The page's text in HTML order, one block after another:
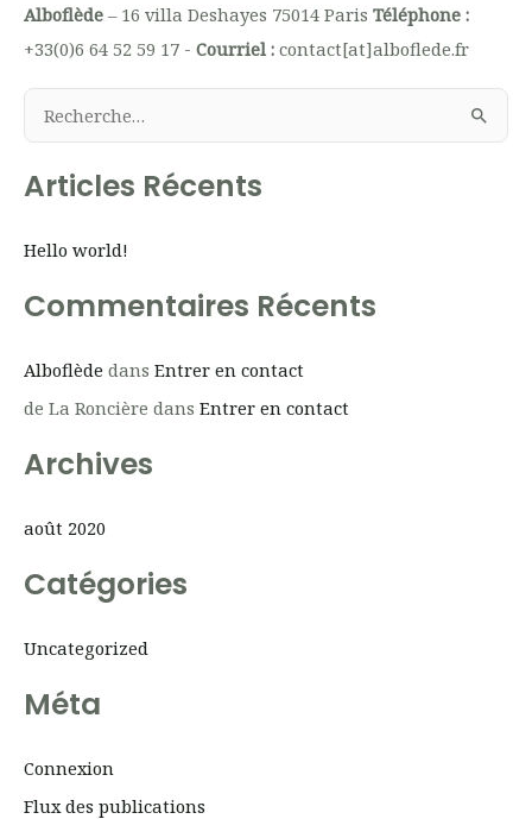
Alboflède – 16 villa Deshayes 75014 Paris Téléphone :
+33(0)6 64 52 59 17 - Courriel : contact[at]alboflede.fr
c
e
h
Articles Récents
Hello world!
Commentaires Récents
Alboflède dans Entrer en contact
de La Roncière dans Entrer en contact
Archives
août 2020
Catégories
Uncategorized
Méta
Connexion
Flux des publications